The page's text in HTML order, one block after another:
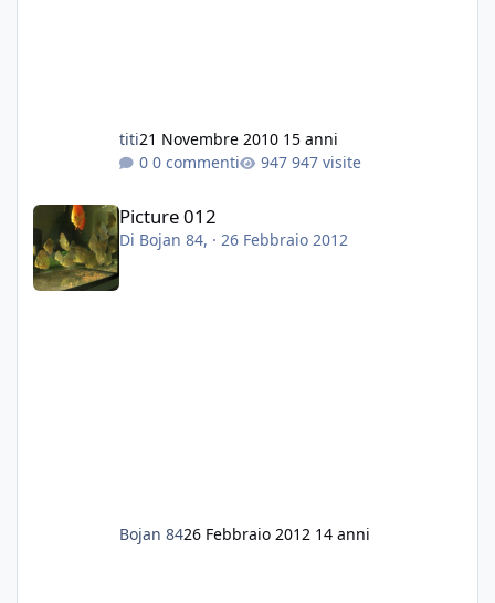
titi21 Novembre 2010 15 anni
0 commenti
947 visite
Picture 012
Picture 012
Di Bojan 84, · 26 Febbraio 2012
Bojan 8426 Febbraio 2012 14 anni